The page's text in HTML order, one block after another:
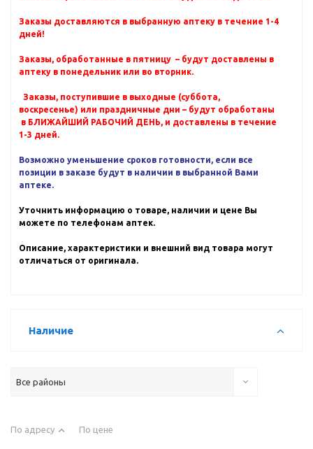
Заказы доставляются в выбранную аптеку в течение 1-4
дней!
Заказы, обработанные в пятницу – будут доставлены в
аптеку в понедельник или во вторник.
Заказы, поступившие в выходные (суббота,
воскресенье) или праздничные дни – будут обработаны
в БЛИЖАЙШИЙ РАБОЧИЙ ДЕНЬ, и доставлены в течение
1-3 дней.
Возможно уменьшение сроков готовности, если все
позиции в заказе будут в наличии в выбранной Вами
аптеке.
Уточнить информацию о товаре, наличии и цене Вы
можете по телефонам аптек.
Описание, характеристики и внешний вид товара могут
отличаться от оригинала.
Наличие
Все районы
По адресу По цене